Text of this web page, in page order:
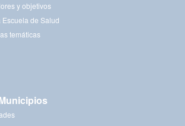
y objetivos
de Salud
temáticas